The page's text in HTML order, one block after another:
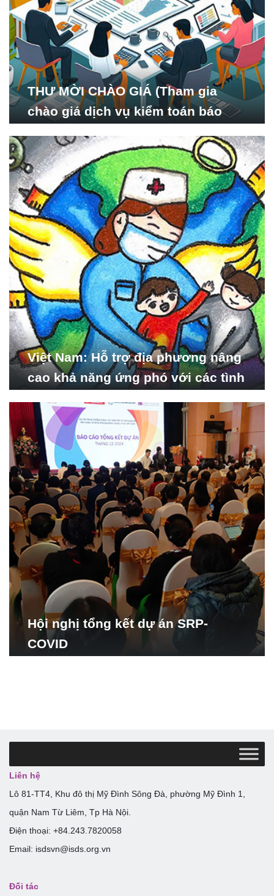
THƯ MỜI CHÀO GIÁ (Tham gia
chào giá dịch vụ kiểm toán báo
Nghiên cứu Phát triển Xã
hội_ISDS)
Việt Nam: Hỗ trợ địa phương nâng
cao khả năng ứng phó với các tình
Hội nghị tổng kết dự án SRP-
COVID
Liên hệ
Lô 81-TT4, Khu đô thị Mỹ Đình Sông Đà, phường Mỹ Đình 1,
quận Nam Từ Liêm, Tp Hà Nội.
Điện thoại: +84.243.7820058
Email: isdsvn@isds.org.vn
Đối tác